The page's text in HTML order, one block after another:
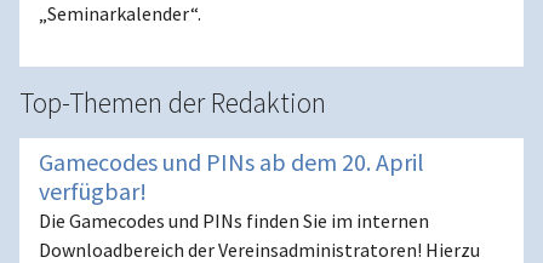
„Seminarkalender“.
Top-Themen der Redaktion
Gamecodes und PINs ab dem 20. April
verfügbar!
Die Gamecodes und PINs finden Sie im internen
Downloadbereich der Vereinsadministratoren! Hierzu